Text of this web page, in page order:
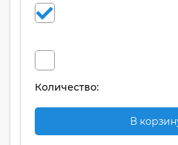
Количество:
В